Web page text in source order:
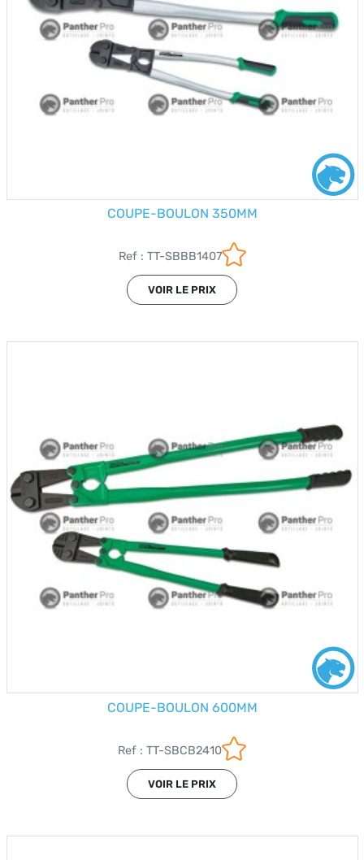
COUPE-BOULON 350MM
Ref : TT-SBBB1407
VOIR LE PRIX
COUPE-BOULON 600MM
Ref : TT-SBCB2410
VOIR LE PRIX